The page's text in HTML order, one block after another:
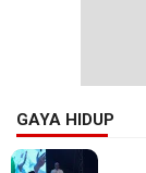
GAYA HIDUP